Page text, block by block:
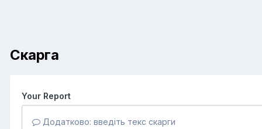
Скарга
Your Report
Додатково: введіть текс скарги